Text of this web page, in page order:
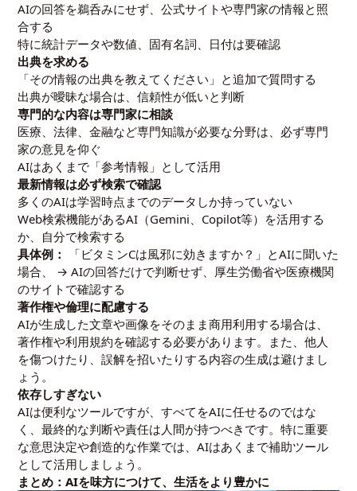
AIの回答を鵜呑みにせず、公式サイトや専門家の情報と照
合する
特に統計データや数値、固有名詞、日付は要確認
出典を求める
「その情報の出典を教えてください」と追加で質問する
出典が曖昧な場合は、信頼性が低いと判断
専門的な内容は専門家に相談
医療、法律、金融など専門知識が必要な分野は、必ず専門
家の意見を仰ぐ
AIはあくまで「参考情報」として活用
最新情報は必ず検索で確認
多くのAIは学習時点までのデータしか持っていない
Web検索機能があるAI（Gemini、Copilot等）を活用する
か、自分で検索する
具体例：
「ビタミンCは風邪に効きますか？」とAIに聞いた
場合、 → AIの回答だけで判断せず、厚生労働省や医療機関
のサイトで確認する
著作権や倫理に配慮する
AIが生成した文章や画像をそのまま商用利用する場合は、
著作権や利用規約を確認する必要があります。また、他人
を傷つけたり、誤解を招いたりする内容の生成は避けまし
ょう。
依存しすぎない
AIは便利なツールですが、すべてをAIに任せるのではな
く、最終的な判断や責任は人間が持つべきです。特に重要
な意思決定や創造的な作業では、AIはあくまで補助ツール
として活用しましょう。
まとめ：AIを味方につけて、生活をより豊かに